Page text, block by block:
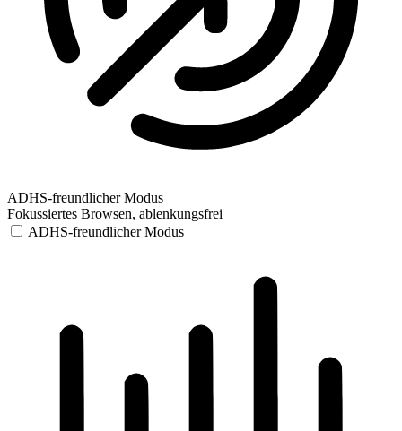
ADHS-freundlicher Modus
Fokussiertes Browsen, ablenkungsfrei
ADHS-freundlicher Modus